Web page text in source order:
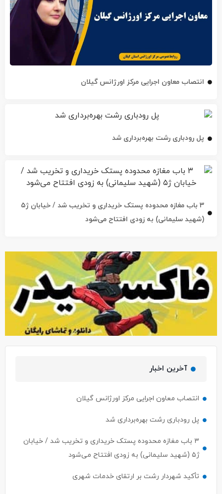
انتصاب معاون اجرایی مرکز اورژانس گیلان
پل رودباری رشت بهره‌برداری شد
آخرین اخبار
پل رودباری رشت بهره‌برداری شد
۳ باب مغازه محدوده پستک خریداری و تخریب شد / خیابان
تأکید شهردار رشت بر ارتقای خدمات شهری
ابر قهرمانان مرموز، نخستین سریال ابرقهرمانی ایران